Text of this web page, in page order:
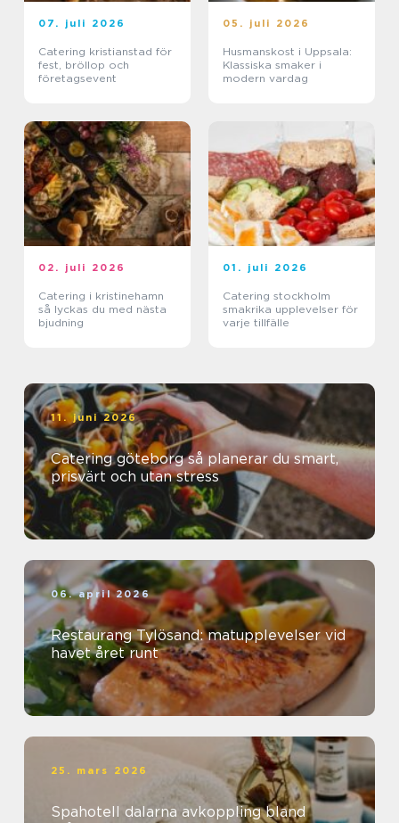
07. juli 2026
Catering kristianstad för
fest, bröllop och
företagsevent
05. juli 2026
Husmanskost i Uppsala:
Klassiska smaker i
modern vardag
02. juli 2026
Catering i kristinehamn
så lyckas du med nästa
bjudning
01. juli 2026
Catering stockholm
smakrika upplevelser för
varje tillfälle
11. juni 2026
Catering göteborg så planerar du smart,
prisvärt och utan stress
06. april 2026
Restaurang Tylösand: matupplevelser vid
havet året runt
25. mars 2026
Spahotell dalarna avkoppling bland